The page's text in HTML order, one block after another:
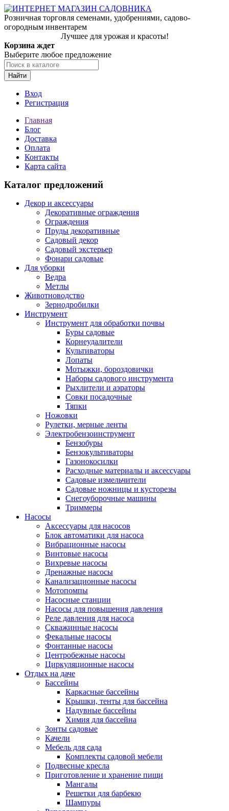
Розничная торговля семенами, удобрениями, садово-
огородным инвентарем
Лучшее для урожая и красоты!
Корзина ждет
Выберите любое предложение
Найти
Вход
Регистрация
Главная
Блог
Доставка
Оплата
Контакты
Карта сайта
Каталог предложений
Декор и аксессуары
Декоративные ограждения
Ограждения
Пруды декоративные
Садовый декор
Садовый экстерьер
Фонари садовые
Для уборки
Ведра
Метлы
Животноводство
Зернодробилки
Инструмент
Инструмент для обработки почвы
Буры садовые
Корнеудалители
Культиваторы
Лопаты
Мотыжки, бороздовички
Наборы садового инструмента
Рыхлители и аэраторы
Совки посадочные
Тяпки
Ножовки
Рулетки, мерные ленты
Электробензоинструмент
Бензобуры
Бензокультиваторы
Газонокосилки
Расходные материалы и аксессуары
Садовые измельчители
Садовые ножницы и кусторезы
Снегоуборочные машины
Триммеры
Насосы
Аксессуары для насосов
Блок автоматики для насоса
Вибрационные насосы
Винтовые насосы
Вихревые насосы
Дренажные насосы
Канализационные насосы
Мотопомпы
Насосные станции
Насосы для повышения давления
Реле давления для насоса
Скважинные насосы
Фекальные насосы
Фонтанные насосы
Центробежные насосы
Циркуляционные насосы
Отдых на даче
Бассейны
Каркасные бассейны
Крышки, тенты для бассейна
Надувные бассейны
Химия для бассейна
Зонты садовые
Качели
Мебель для сада
Комплекты садовой мебели
Подвесные кресла
Приготовление и хранение пищи
Мангалы
Решетки для барбекю
Шампуры